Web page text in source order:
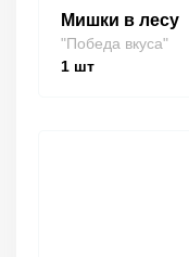
Мишки в лесу
"Победа вкуса"
1 шт